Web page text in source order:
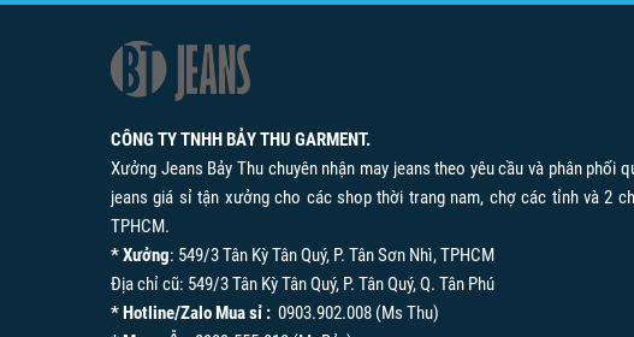
CÔNG TY TNHH BẢY THU GARMENT.
Xưởng Jeans Bảy Thu chuyên nhận may jeans theo yêu cầu và phân phối
jeans giá sỉ tận xưởng cho các shop thời trang nam, chợ các tỉnh và 2
TPHCM.
* Xưởng: 549/3 Tân Kỳ Tân Quý, P. Tân Sơn Nhì, TPHCM
Địa chỉ cũ: 549/3 Tân Kỳ Tân Quý, P. Tân Quý, Q. Tân Phú
* Hotline/Zalo Mua sỉ : 0903.902.008 (Ms Thu)